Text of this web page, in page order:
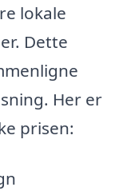
lokale
Dette
Her er
prisen: